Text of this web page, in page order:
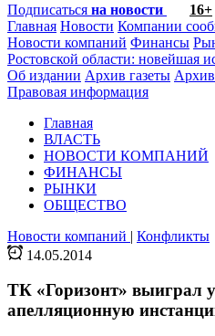
Подписаться на новости
16+
Главная Новости Компании
Новости компаний Финансы
Ростовской области: новейшая
Об издании Архив газеты Архив
Правовая информация
Главная
ВЛАСТЬ
НОВОСТИ КОМПАНИЙ
ФИНАНСЫ
РЫНКИ
ОБЩЕСТВО
Новости компаний | Конфликты
14.05.2014
ТК «Горизонт» выиграл
апелляционную